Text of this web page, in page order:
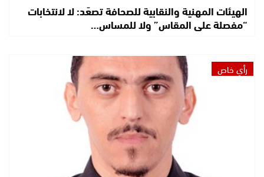
الهيئات المهنية والنقابية للصحافة تصعّد: لا لانتخابات
“مفصلة على المقاس” ولا للمساس…
رأي خاص